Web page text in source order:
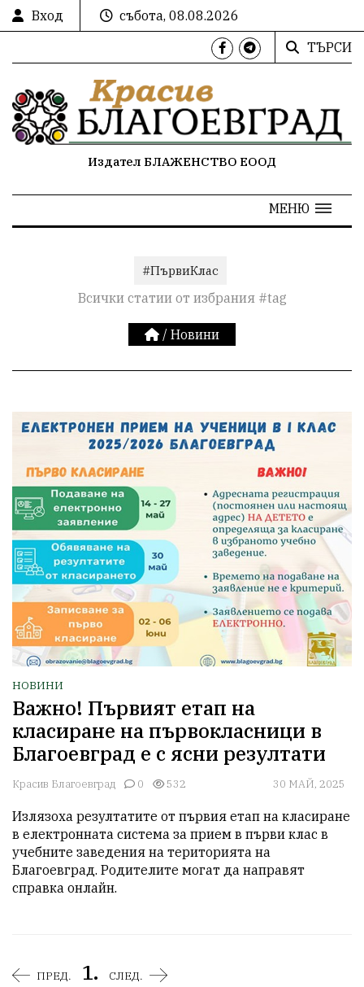
Вход
събота, 08.08.2026
ТЪРСИ
Издател БЛАЖЕНСТВО ЕООД
МЕНЮ
#ПървиКлас
Всички статии от избрания #tag
/ Новини
НОВИНИ
Важно! Първият етап на
класиране на първокласници в
Благоевград е с ясни резултати
Красив Благоевград 0 532 30 МАЙ, 2025
Излязоха резултатите от първия етап на класиране
в електронната система за прием в първи клас в
учебните заведения на територията на
Благоевград. Родителите могат да направят
справка онлайн.
ПРЕД. 1. СЛЕД.